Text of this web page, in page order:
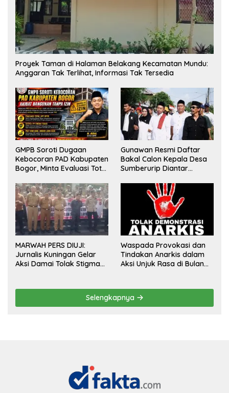
Proyek Taman di Halaman Belakang Kecamatan Mundu:
Anggaran Tak Terlihat, Informasi Tak Tersedia
GMPB Soroti Dugaan
Kebocoran PAD Kabupaten
Bogor, Minta Evaluasi Total
Tak Berizin
Gunawan Resmi Daftar
Bakal Calon Kepala Desa
Sumberurip Diantar
Pendukung ke Meja Panitia
MARWAH PERS DIUJI:
Jurnalis Kuningan Gelar
Aksi Damai Tolak Stigma
Wartawan
Waspada Provokasi dan
Tindakan Anarkis dalam
Aksi Unjuk Rasa di Bulan
Selengkapnya